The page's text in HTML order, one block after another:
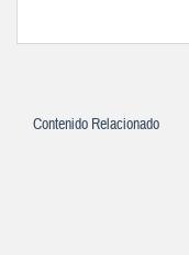
Contenido Relacionado